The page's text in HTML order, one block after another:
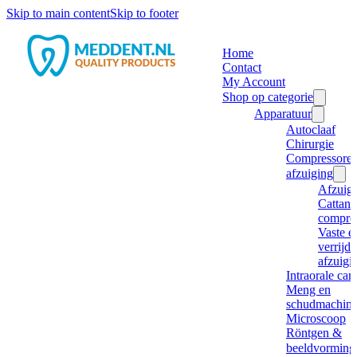
Skip to main contentSkip to footer
Home
Contact
My Account
Shop op categorie
Apparatuur
Autoclaaf
Chirurgie
afzuiging
Cattani
Vaste
Intraorale
Meng en
Microscoop
Röntgen &
beeldvorming